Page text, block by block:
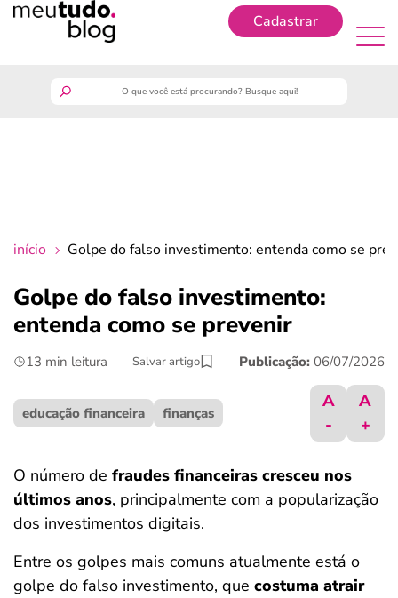
Cadastrar
crédito fácil
últimas notícias
ferramentas
início Golpe do falso investimento: entenda como se
Golpe do falso investimento:
entenda como se prevenir
13 min leitura Salvar artigo Publicação: 06/07/2026
educação financeira finanças
A
-
A
+
O número de fraudes financeiras cresceu nos
últimos anos, principalmente com a popularização
dos investimentos digitais.
Entre os golpes mais comuns atualmente está o
golpe do falso investimento, que costuma atrair